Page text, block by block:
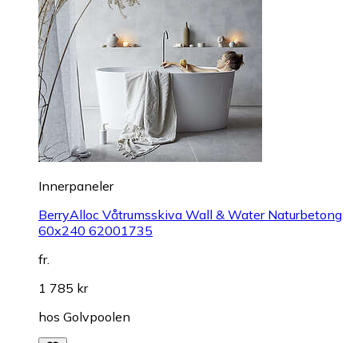
Innerpaneler
BerryAlloc Våtrumsskiva Wall & Water Naturbetong
60x240 62001735
fr.
1 785 kr
hos Golvpoolen